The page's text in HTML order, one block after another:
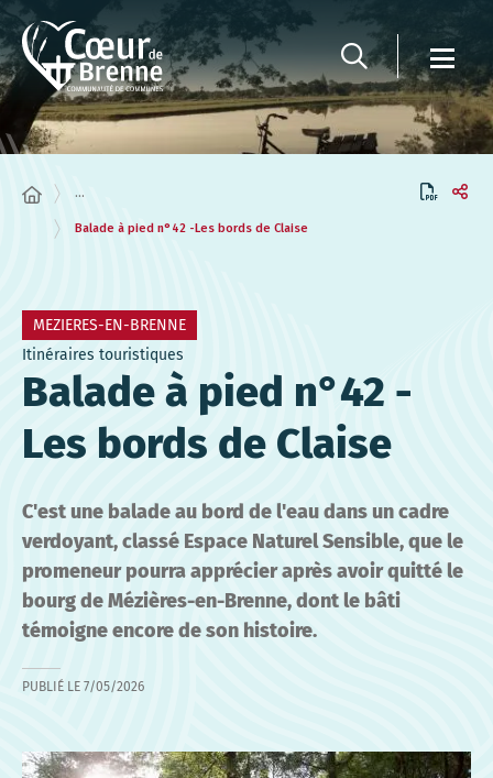
Panneau de gestion des cookies
...
Balade à pied n°42 -Les bords de Claise
MEZIERES-EN-BRENNE
Itinéraires touristiques
Balade à pied n°42 -
Les bords de Claise
C'est une balade au bord de l'eau dans un cadre
verdoyant, classé Espace Naturel Sensible, que le
promeneur pourra apprécier après avoir quitté le
bourg de Mézières-en-Brenne, dont le bâti
témoigne encore de son histoire.
PUBLIÉ LE 7/05/2026